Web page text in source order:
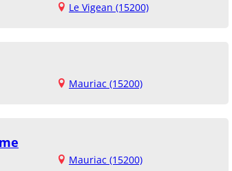
Le Vigean (15200)
Mauriac (15200)
Mauriac (15200)